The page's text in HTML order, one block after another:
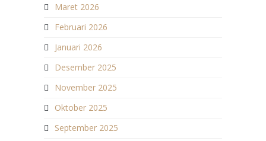
Maret 2026
Februari 2026
Januari 2026
Desember 2025
November 2025
Oktober 2025
September 2025